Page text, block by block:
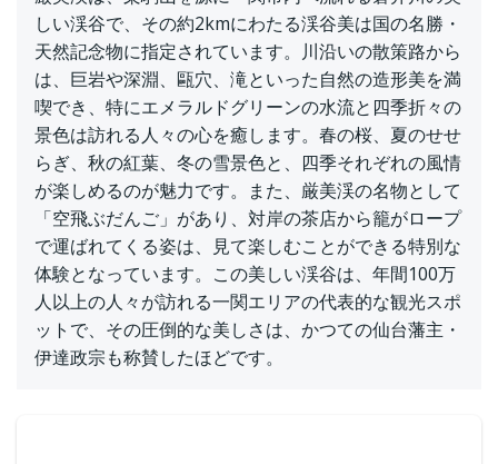
しい渓谷で、その約2kmにわたる渓谷美は国の名勝・
天然記念物に指定されています。川沿いの散策路から
は、巨岩や深淵、甌穴、滝といった自然の造形美を満
喫でき、特にエメラルドグリーンの水流と四季折々の
景色は訪れる人々の心を癒します。春の桜、夏のせせ
らぎ、秋の紅葉、冬の雪景色と、四季それぞれの風情
が楽しめるのが魅力です。また、厳美渓の名物として
「空飛ぶだんご」があり、対岸の茶店から籠がロープ
で運ばれてくる姿は、見て楽しむことができる特別な
体験となっています。この美しい渓谷は、年間100万
人以上の人々が訪れる一関エリアの代表的な観光スポ
ットで、その圧倒的な美しさは、かつての仙台藩主・
伊達政宗も称賛したほどです。